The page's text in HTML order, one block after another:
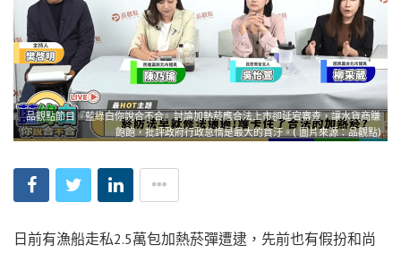
品觀點節目『藍綠白你說合不合』討論加熱菸應合法上市卻延宕審查，讓水貨商賺
飽飽，批評政府行政怠惰是最大的貪汙。( 圖片來源：品觀點)
日前有漁船走私2.5萬包加熱菸彈遭逮，先前也有假扮和尚